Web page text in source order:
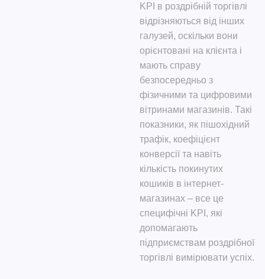
KPI в роздрібній торгівлі
відрізняються від інших
галузей, оскільки вони
орієнтовані на клієнта і
мають справу
безпосередньо з
фізичними та цифровими
вітринами магазинів. Такі
показники, як пішохідний
трафік, коефіцієнт
конверсії та навіть
кількість покинутих
кошиків в інтернет-
магазинах – все це
специфічні KPI, які
допомагають
підприємствам роздрібної
торгівлі вимірювати успіх.